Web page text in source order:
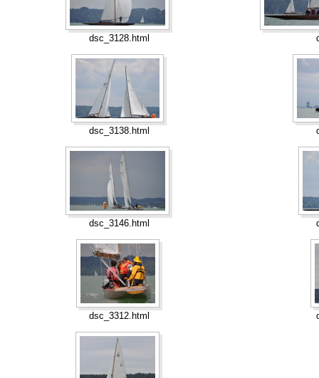
dsc_3128.html
dsc_3138.html
dsc_3146.html
dsc_3312.html